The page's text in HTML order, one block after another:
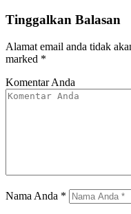
Tinggalkan Balasan
Alamat email anda tidak
marked *
Komentar Anda
Nama Anda *